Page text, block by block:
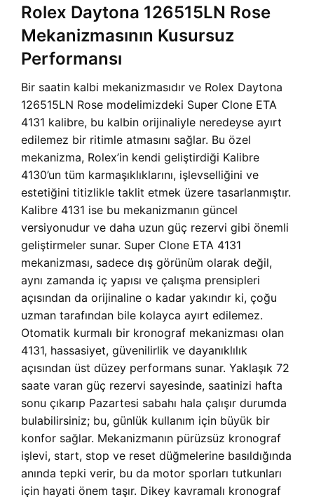
Rolex Daytona 126515LN Rose
Mekanizmasının Kusursuz
Performansı
Bir saatin kalbi mekanizmasıdır ve Rolex Daytona
126515LN Rose modelimizdeki Super Clone ETA
4131 kalibre, bu kalbin orijinaliyle neredeyse ayırt
edilemez bir ritimle atmasını sağlar. Bu özel
mekanizma, Rolex’in kendi geliştirdiği Kalibre
4130’un tüm karmaşıklıklarını, işlevselliğini ve
estetiğini titizlikle taklit etmek üzere tasarlanmıştır.
Kalibre 4131 ise bu mekanizmanın güncel
versiyonudur ve daha uzun güç rezervi gibi önemli
geliştirmeler sunar. Super Clone ETA 4131
mekanizması, sadece dış görünüm olarak değil,
aynı zamanda iç yapısı ve çalışma prensipleri
açısından da orijinaline o kadar yakındır ki, çoğu
uzman tarafından bile kolayca ayırt edilemez.
Otomatik kurmalı bir kronograf mekanizması olan
4131, hassasiyet, güvenilirlik ve dayanıklılık
açısından üst düzey performans sunar. Yaklaşık 72
saate varan güç rezervi sayesinde, saatinizi hafta
sonu çıkarıp Pazartesi sabahı hala çalışır durumda
bulabilirsiniz; bu, günlük kullanım için büyük bir
konfor sağlar. Mekanizmanın pürüzsüz kronograf
işlevi, start, stop ve reset düğmelerine basıldığında
anında tepki verir, bu da motor sporları tutkunları
için hayati önem taşır. Dikey kavramalı kronograf